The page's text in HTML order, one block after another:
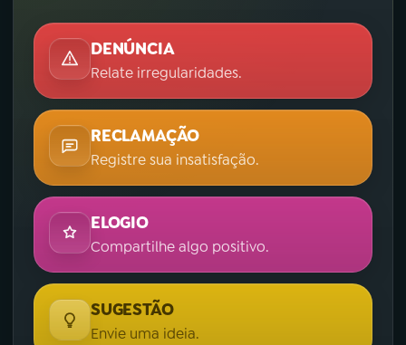
DENÚNCIA
Relate irregularidades.
RECLAMAÇÃO
Registre sua insatisfação.
ELOGIO
Compartilhe algo positivo.
SUGESTÃO
Envie uma ideia.